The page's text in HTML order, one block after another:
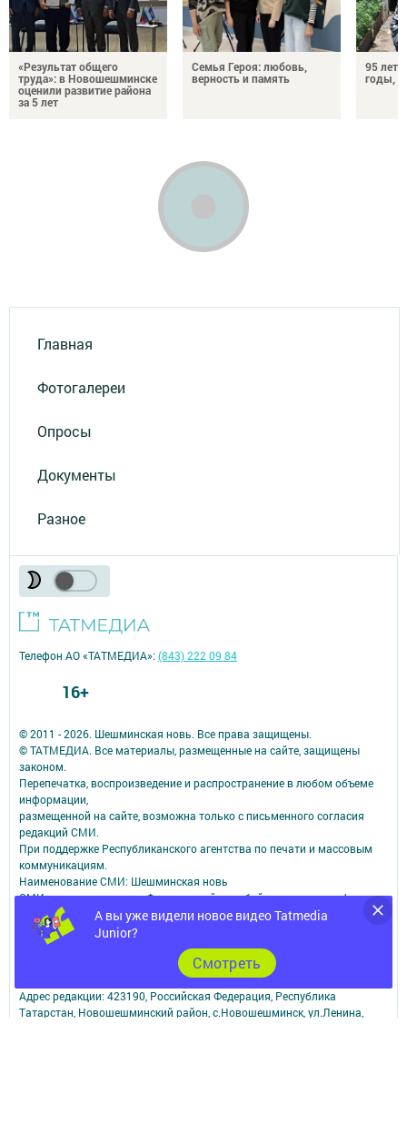
«Результат общего
труда»: в Новошешминске
оценили развитие района
за 5 лет
Семья Героя: любовь,
верность и память
95 лет
годы,
Главная
Фотогалереи
Опросы
Документы
Разное
А вы уже видели новое видео Tatmedia
Junior?
Cмотреть
© 2011 - 2026. Шешминская новь. Все права защищены.
© ТАТМЕДИА. Все материалы, размещенные на сайте, защищены
законом.
Перепечатка, воспроизведение и распространение в любом объеме
информации,
размещенной на сайте, возможна только с письменного согласия
редакций СМИ.
При поддержке Республиканского агентства по печати и массовым
коммуникациям.
Наименование СМИ: Шешминская новь
СМИ зарегистрировано Федеральной службой по надзору в сфере
связи,
информационных технологий и массовых коммуникаций
запись о регистрации СМИ ЭЛ № ФС 77 - 90148 от 07.10.2025
ФИО главного редактора: Мусин Азат Вализанович Email:
sheshminskaja-nov.dir@tatmedia.com
Адрес редакции: 423190, Российская Федерация, Республика
Татарстан, Новошешминский район, с.Новошешминск, ул.Ленина,
Телефон АО «ТАТМЕДИА»:(843) 222 09 84
16+